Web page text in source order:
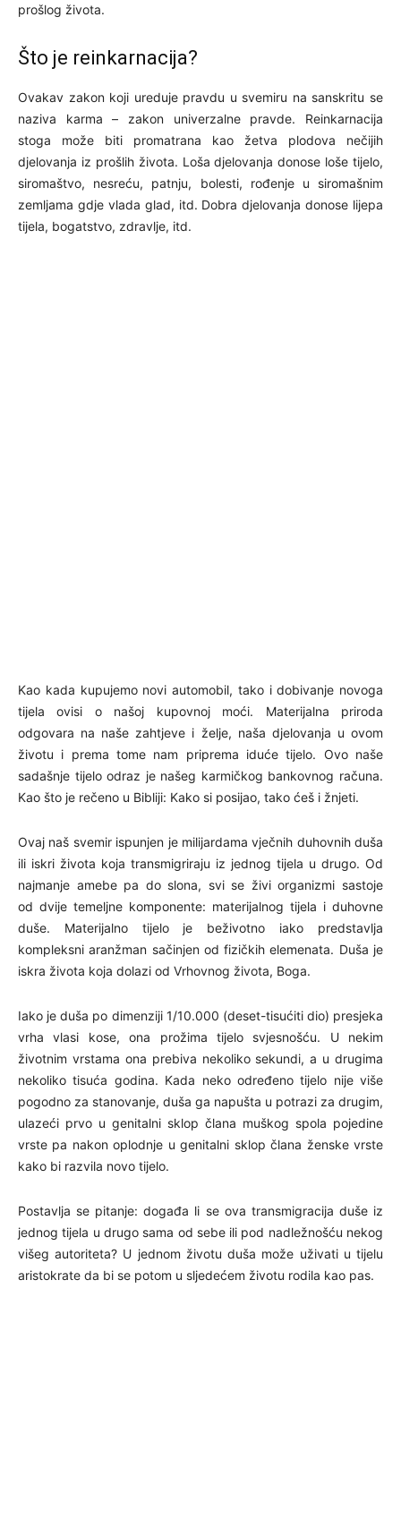
prošlog života.
Što je reinkarnacija?
Ovakav zakon koji ureduje pravdu u svemiru na sanskritu se
naziva karma – zakon univerzalne pravde. Reinkarnacija
stoga može biti promatrana kao žetva plodova nečijih
djelovanja iz prošlih života. Loša djelovanja donose loše tijelo,
siromaštvo, nesreću, patnju, bolesti, rođenje u siromašnim
zemljama gdje vlada glad, itd. Dobra djelovanja donose lijepa
tijela, bogatstvo, zdravlje, itd.
Kao kada kupujemo novi automobil, tako i dobivanje novoga
tijela ovisi o našoj kupovnoj moći. Materijalna priroda
odgovara na naše zahtjeve i želje, naša djelovanja u ovom
životu i prema tome nam priprema iduće tijelo. Ovo naše
sadašnje tijelo odraz je našeg karmičkog bankovnog računa.
Kao što je rečeno u Bibliji: Kako si posijao, tako ćeš i žnjeti.
Ovaj naš svemir ispunjen je milijardama vječnih duhovnih duša
ili iskri života koja transmigriraju iz jednog tijela u drugo. Od
najmanje amebe pa do slona, svi se živi organizmi sastoje
od dvije temeljne komponente: materijalnog tijela i duhovne
duše. Materijalno tijelo je beživotno iako predstavlja
kompleksni aranžman sačinjen od fizičkih elemenata. Duša je
iskra života koja dolazi od Vrhovnog života, Boga.
Iako je duša po dimenziji 1/10.000 (deset-tisućiti dio) presjeka
vrha vlasi kose, ona prožima tijelo svjesnošću. U nekim
životnim vrstama ona prebiva nekoliko sekundi, a u drugima
nekoliko tisuća godina. Kada neko određeno tijelo nije više
pogodno za stanovanje, duša ga napušta u potrazi za drugim,
ulazeći prvo u genitalni sklop člana muškog spola pojedine
vrste pa nakon oplodnje u genitalni sklop člana ženske vrste
kako bi razvila novo tijelo.
Postavlja se pitanje: događa li se ova transmigracija duše iz
jednog tijela u drugo sama od sebe ili pod nadležnošću nekog
višeg autoriteta? U jednom životu duša može uživati u tijelu
aristokrate da bi se potom u sljedećem životu rodila kao pas.